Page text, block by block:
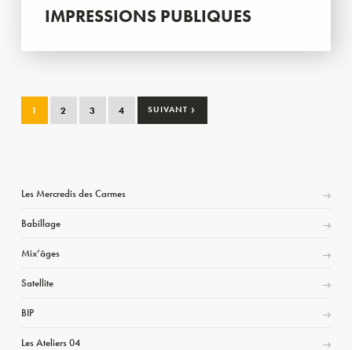
IMPRESSIONS PUBLIQUES
1 2 3 4 SUIVANT ›
Les Mercredis des Carmes
Babillage
Mix’âges
Satellite
BIP
Les Ateliers 04